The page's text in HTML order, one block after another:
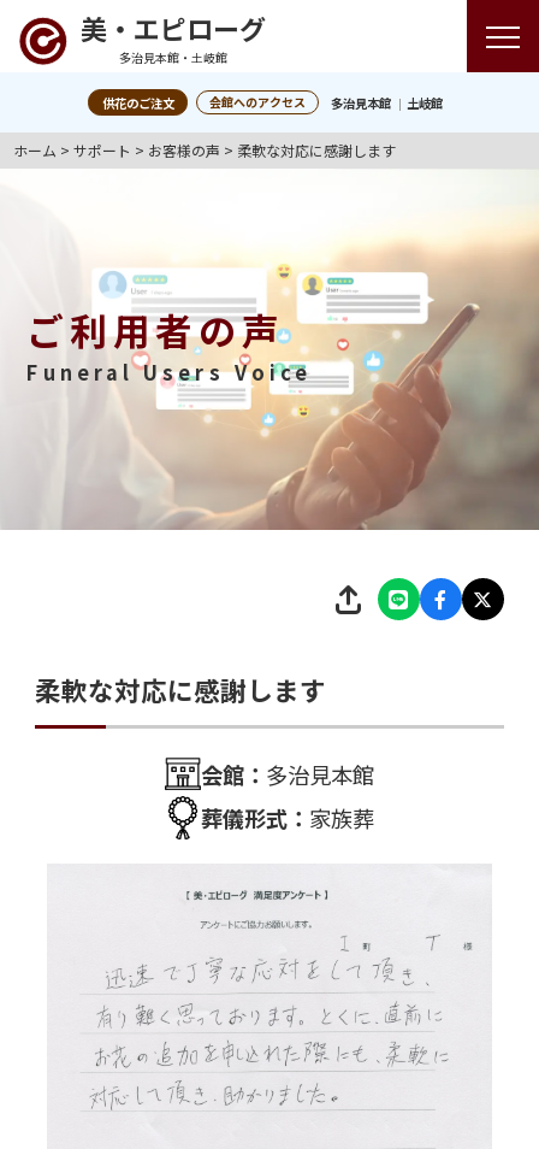
美・エピローグ
多治見本館・土岐館
供花のご注文 会館へのアクセス 多治見本館 土岐館
ホーム >サポート > お客様の声 > 柔軟な対応に感謝します
ご利用者の声
Funeral Users Voice
柔軟な対応に感謝します
会館： 多治見本館
葬儀形式： 家族葬